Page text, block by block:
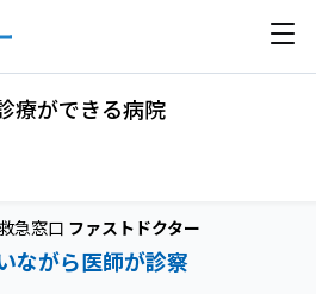
療ができる病院
急窓口 ファストドクター
ながら医師が診察